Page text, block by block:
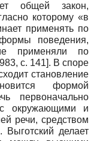
общей закон,
которому «в
применять по
поведения,
применяли по
, с. 141]. В споре
становление
формой
первоначально
с окружающими и
речи, средством
делает